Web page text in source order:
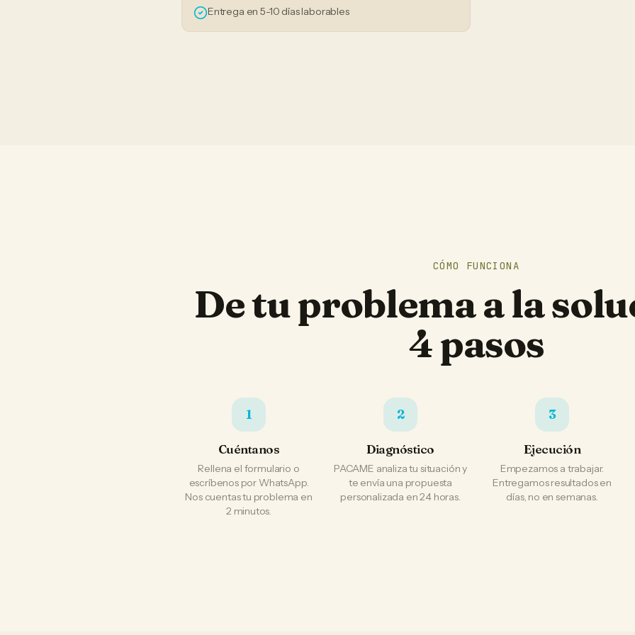
Entrega en 5-10 días laborables
CÓMO FUNCIONA
De tu problema a la
4 pasos
1
Cuéntanos
Rellena el formulario o
escríbenos por WhatsApp.
Nos cuentas tu problema en
2 minutos.
2
Diagnóstico
PACAME analiza tu situación y
te envía una propuesta
personalizada en 24 horas.
3
Ejecución
Empezamos a trabajar.
Entregamos resultados en
días, no en semanas.